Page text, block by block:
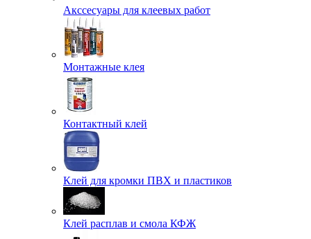
Акссесуары для клеевых работ
Монтажные клея
Контактный клей
Клей для кромки ПВХ и пластиков
Клей расплав и смола КФЖ